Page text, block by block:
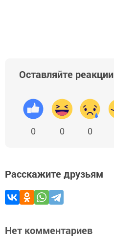
Оставляйте реакции
0 0 0
Расскажите друзьям
Нет комментариев